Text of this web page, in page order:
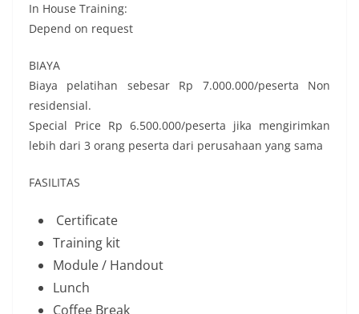
In House Training:
Depend on request
BIAYA
Biaya pelatihan sebesar Rp 7.000.000/peserta Non
residensial.
Special Price Rp 6.500.000/peserta jika mengirimkan
lebih dari 3 orang peserta dari perusahaan yang sama
FASILITAS
Certificate
Training kit
Module / Handout
Lunch
Coffee Break